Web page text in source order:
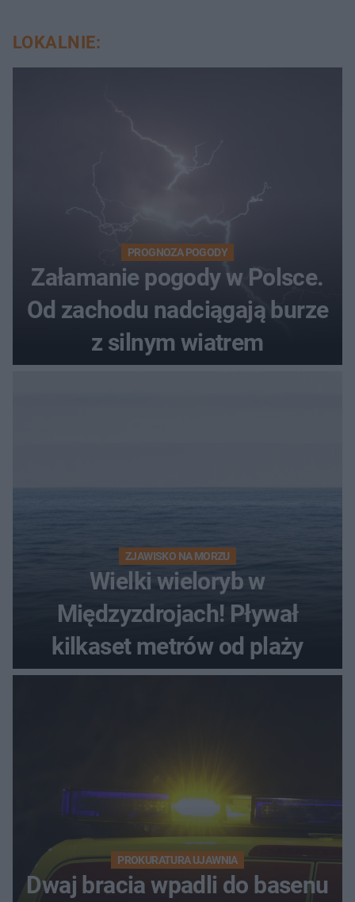
LOKALNIE:
PROGNOZA POGODY
Załamanie pogody w Polsce.
Od zachodu nadciągają burze
z silnym wiatrem
ZJAWISKO NA MORZU
Wielki wieloryb w
Międzyzdrojach! Pływał
kilkaset metrów od plaży
PROKURATURA UJAWNIA
Dwaj bracia wpadli do basenu